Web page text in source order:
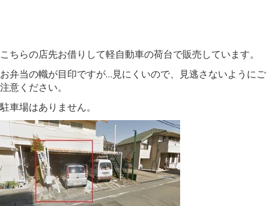
こちらの店先お借りして軽自動車の荷台で販売しています。
お弁当の幟が目印ですが…見にくいので、見逃さないようにご
注意ください。
駐車場はありません。